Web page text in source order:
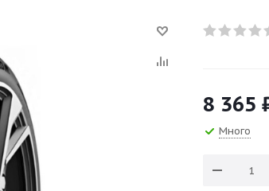
8 365
Много